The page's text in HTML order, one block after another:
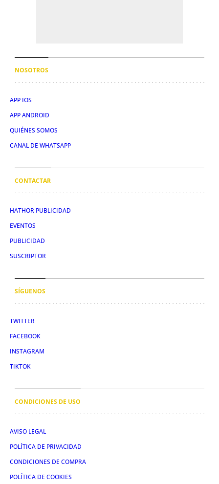
NOSOTROS
APP IOS
APP ANDROID
QUIÉNES SOMOS
CANAL DE WHATSAPP
CONTACTAR
HATHOR PUBLICIDAD
EVENTOS
PUBLICIDAD
SUSCRIPTOR
SÍGUENOS
TWITTER
FACEBOOK
INSTAGRAM
TIKTOK
CONDICIONES DE USO
AVISO LEGAL
POLÍTICA DE PRIVACIDAD
CONDICIONES DE COMPRA
POLÍTICA DE COOKIES